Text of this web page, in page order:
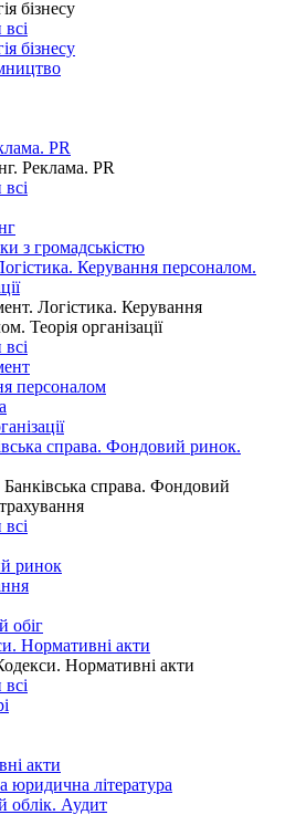
бізнесу
бізнесу
PR
Реклама. PR
з громадськістю
Керування персоналом.
Логістика. Керування
Теорія організації
персоналом
справа. Фондовий ринок.
справа. Фондовий
ринок
обіг
Нормативні акти
Нормативні акти
акти
юридична література
облік. Аудит